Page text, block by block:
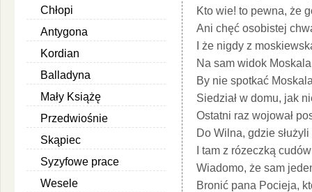
Chłopi
Antygona
Kordian
Balladyna
Mały Książę
Przedwiośnie
Skąpiec
Syzyfowe prace
Wesele
Kto wie! to pewna, że
Ani chęć osobistej
I że nigdy z
Na sam widok
By nie spotkać
Siedział w domu, jak
Ostatni raz wojował
Do Wilna, gdzie
I tam z rózeczką
Wiadomo, że sam
Bronić pana Pocieja,